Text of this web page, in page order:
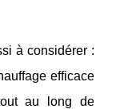
à considérer :
efficace
au long de